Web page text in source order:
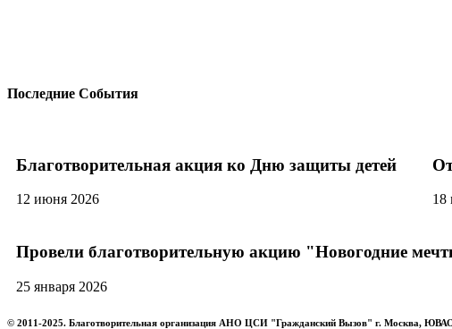
Последние События
Благотворительная акция ко Дню защиты детей
12 июня 2026 18
Провели благотворительную акцию "Новогодние
25 января 2026
© 2011-2025. Благотворительная организация АНО ЦСИ "Гражданский Вызов" г. Москва,